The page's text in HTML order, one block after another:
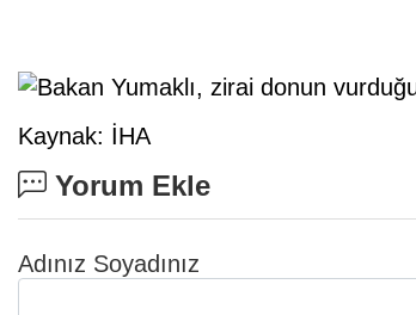
Kaynak: İHA
Yorum Ekle
Adınız Soyadınız